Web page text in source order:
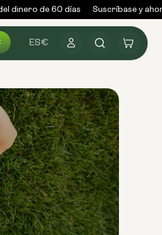
dinero de 60 días Suscríbase y
ES€Conectarse Carrito